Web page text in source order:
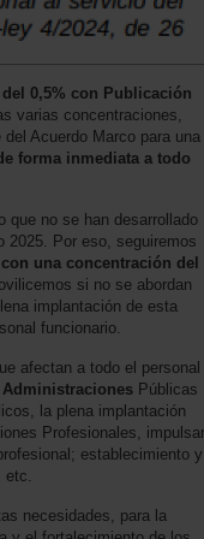
0,5% con Publicación
varias concentraciones,
Acuerdo Marco para una
forma inmediata a todo
que no se han desarrollado
2025. Por eso, seguiremos
una concentración del
si no se abordan
implantación de esta
funcionario.
afectan a todo el personal
Públicas
la plena implantación
Profesionales, impulsar
establecimiento y
necesidades, para la